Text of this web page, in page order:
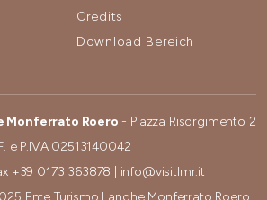
Credits
Download Bereich
Monferrato Roero - Piazza Risorgimento 2
e P.IVA 02513140042
+39 0173 363878
info@visitlmr.it
Ente Turismo Langhe Monferrato Roero